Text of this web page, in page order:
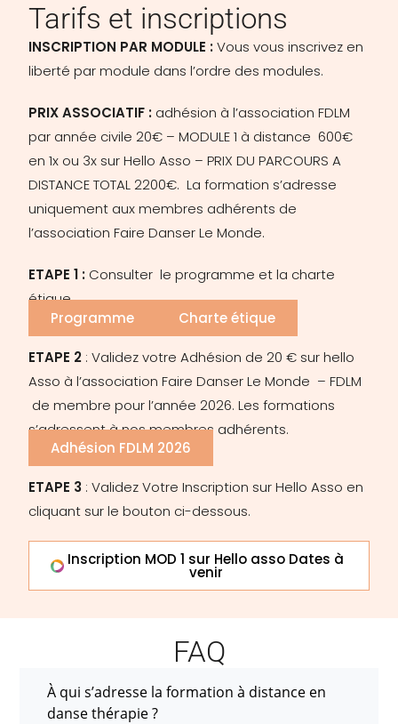
Tarifs et inscriptions
INSCRIPTION PAR MODULE :Vous vous inscrivez en
liberté par module dans l’ordre des modules.
PRIX ASSOCIATIF : adhésion à l’association FDLM
par année civile 20€ – MODULE 1 à distance 600€
en 1x ou 3x sur Hello Asso – PRIX DU PARCOURS A
DISTANCE TOTAL 2200€. La formation s’adresse
uniquement aux membres adhérents de
l’association Faire Danser Le Monde.
ETAPE 1 : Consulter le programme et la charte
étique
Programme
Charte étique
ETAPE 2 : Validez votre Adhésion de 20 € sur hello
Asso à l’association Faire Danser Le Monde – FDLM
de membre pour l’année 2026. Les formations
s’adressent à nos membres adhérents.
Adhésion FDLM 2026
ETAPE 3 : Validez Votre Inscription sur Hello Asso en
cliquant sur le bouton ci-dessous.
Inscription MOD 1 sur Hello asso Dates à
venir
FAQ
À qui s’adresse la formation à distance en
danse thérapie ?